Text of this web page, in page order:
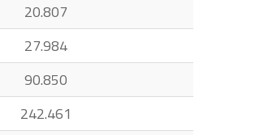
20.807
27.984
90.850
242.461